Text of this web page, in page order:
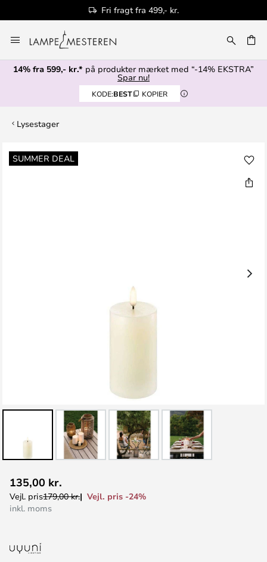
Fri fragt fra 499,- kr.
to
Content
14% fra 599,- kr.* på produkter mærket med “-14% EKSTRA”
Spar nu!
KODE:BEST KOPIER
Lysestager
SUMMER DEAL
Gå
til
til
starten
135,00 kr.
Vejl. pris179,00 kr.
Vejl. pris -24%
inkl. moms